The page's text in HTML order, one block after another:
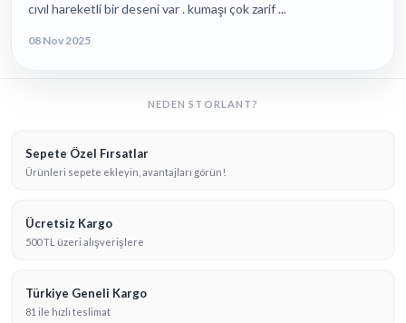
cıvıl hareketli bir deseni var . kumaşı çok zarif ...
08 Nov 2025
NEDEN STORLANT?
Sepete Özel Fırsatlar
Ürünleri sepete ekleyin, avantajları görün!
Ücretsiz Kargo
500 TL üzeri alışverişlere
Türkiye Geneli Kargo
81 ile hızlı teslimat